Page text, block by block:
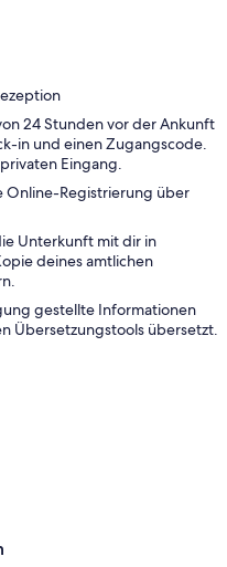
24 Stunden vor der Ankunft
in und einen Zugangscode.
Eingang.
Online-Registrierung über
Unterkunft mit dir in
deines amtlichen
gestellte Informationen
Übersetzungstools übersetzt.